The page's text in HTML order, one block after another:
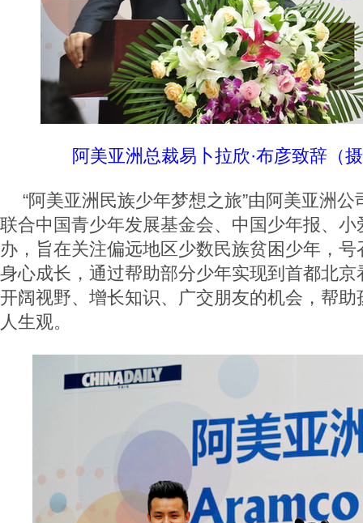
阿美亚洲总裁易卜拉欣·布彦致辞 （
“阿美亚洲民族少年梦想之旅”由阿美亚洲
联合中国青少年发展基金会、中国少年报、
办，旨在关注偏远地区少数民族贫困少年，
身心成长，通过帮助部分少年实现到首都北
开阔视野、增长知识、广交朋友的机会，帮
人生观。